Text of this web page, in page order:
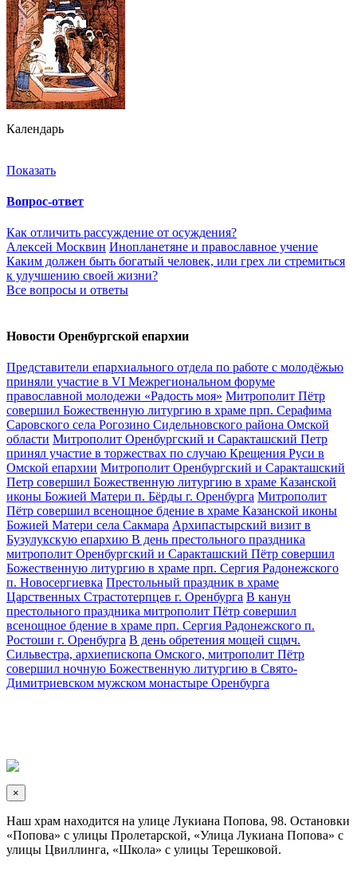
Календарь
Показать
Вопрос-ответ
Как отличить рассуждение от осуждения?
Алексей Москвин Инопланетяне и православное учение
Каким должен быть богатый человек, или грех ли стремиться
к улучшению своей жизни?
Все вопросы и ответы
Новости Оренбургской епархии
Представители епархиального отдела по работе с молодёжью
приняли участие в VI Межрегиональном форуме
православной молодежи «Радость моя» Митрополит Пётр
совершил Божественную литургию в храме прп. Серафима
Саровского села Рогозино Сидельновского района Омской
области Митрополит Оренбургский и Саракташский Петр
принял участие в торжествах по случаю Крещения Руси в
Омской епархии Митрополит Оренбургский и Саракташский
Петр совершил Божественную литургию в храме Казанской
иконы Божией Матери п. Бёрды г. Оренбурга Митрополит
Пётр совершил всенощное бдение в храме Казанской иконы
Божией Матери села Сакмара Архипастырский визит в
Бузулукскую епархию В день престольного праздника
митрополит Оренбургский и Саракташский Пётр совершил
Божественную литургию в храме прп. Сергия Радонежского
п. Новосергиевка Престольный праздник в храме
Царственных Страстотерпцев г. Оренбурга В канун
престольного праздника митрополит Пётр совершил
всенощное бдение в храме прп. Сергия Радонежского п.
Ростоши г. Оренбурга В день обретения мощей сщмч.
Сильвестра, архиепископа Омского, митрополит Пётр
совершил ночную Божественную литургию в Свято-
Димитриевском мужском монастыре Оренбурга
×
Наш храм находится на улице Лукиана Попова, 98. Остановки
«Попова» с улицы Пролетарской, «Улица Лукиана Попова» с
улицы Цвиллинга, «Школа» с улицы Терешковой.